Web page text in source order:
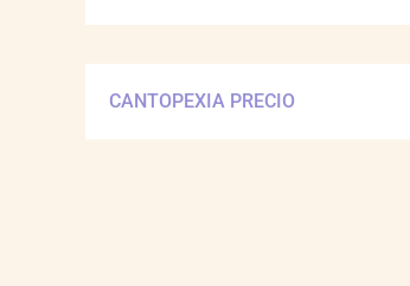
CANTOPEXIA PRECIO